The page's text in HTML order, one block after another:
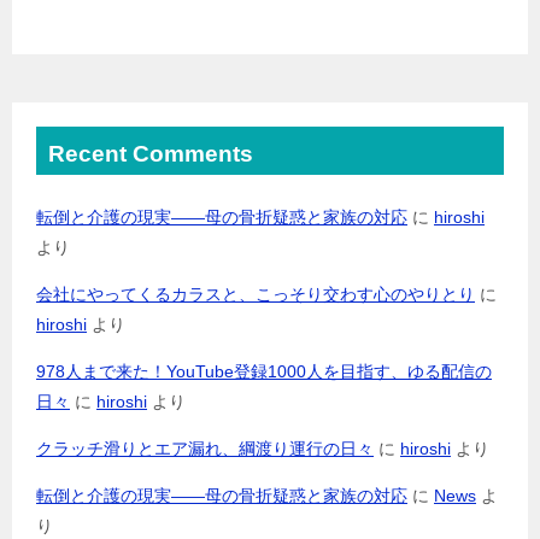
Recent Comments
転倒と介護の現実――母の骨折疑惑と家族の対応 に hiroshi
より
会社にやってくるカラスと、こっそり交わす心のやりとり に
hiroshi より
978人まで来た！YouTube登録1000人を目指す、ゆる配信の
日々 に hiroshi より
クラッチ滑りとエア漏れ、綱渡り運行の日々 に hiroshi より
転倒と介護の現実――母の骨折疑惑と家族の対応 に News よ
り